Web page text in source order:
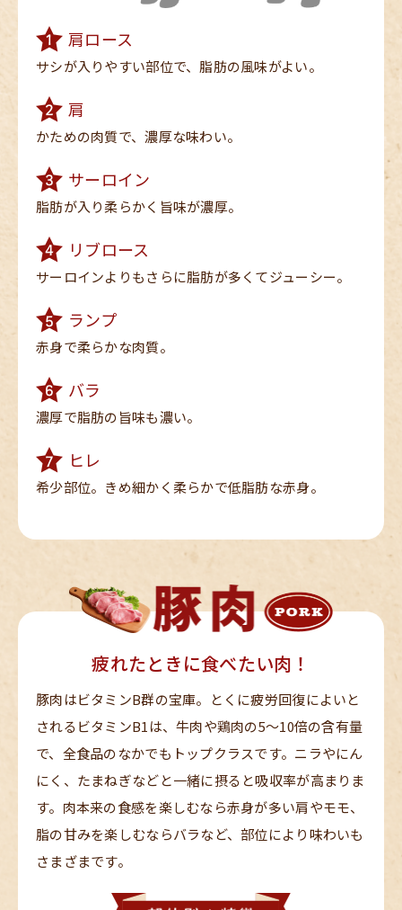
肩ロース
サシが入りやすい部位で、脂肪の風味がよい。
肩
かための肉質で、濃厚な味わい。
サーロイン
脂肪が入り柔らかく 旨味が濃厚。
リブロース
サーロインよりもさらに脂肪が多くてジューシー。
ランプ
赤身で柔らかな肉質。
バラ
濃厚で脂肪の旨味も濃い。
ヒレ
希少部位。きめ細かく柔らかで低脂肪な赤身。
疲れたときに食べたい肉！
豚肉はビタミンB群の宝庫。とくに疲労回復によいと
されるビタミンB1は、牛肉や鶏肉の5〜10倍の含有量
で、全食品のなかでもトップクラスです。ニラやにん
にく、たまねぎなどと一緒に摂ると吸収率が高まりま
す。肉本来の食感を楽しむなら赤身が多い肩やモモ、
脂の甘みを楽しむならバラなど、部位により味わいも
さまざまです。